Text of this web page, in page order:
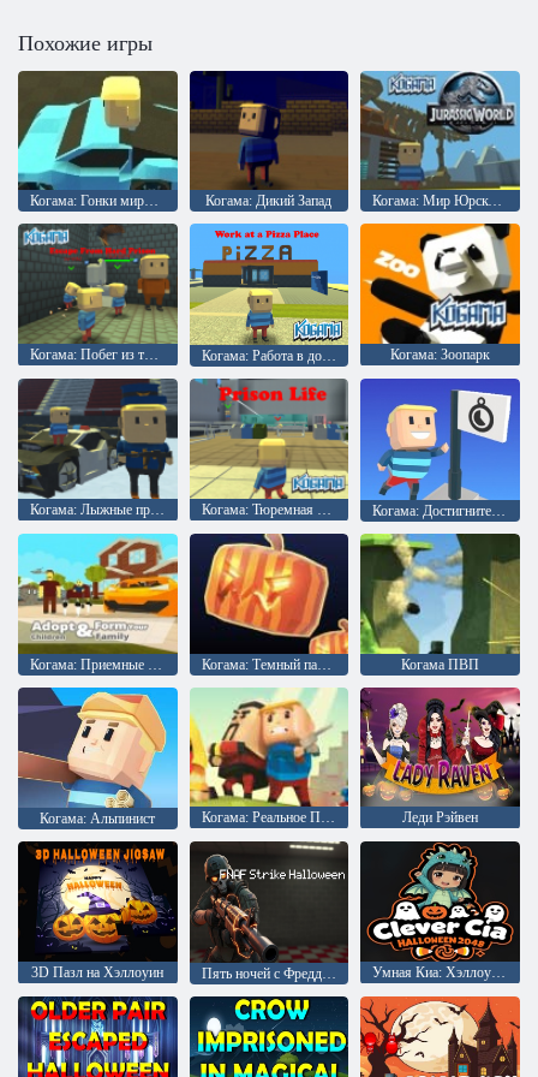
Похожие игры
Когама: Гонки мирового класса Когама: Дикий Запад Когама: Мир Юрского периода
Когама: Побег из твердой тюрьмы Когама: Работа в доставке пиццы Когама: Зоопарк
Когама: Достигните флага
Когама: Темный паркур Когама ПВП
Когама: Альпинист Когама: Реальное ПВП Леди Рэйвен
3D Пазл на Хэллоуин Пять ночей с Фредди: Удар Хэллоуина Умная Киа: Хэллоуин 2048